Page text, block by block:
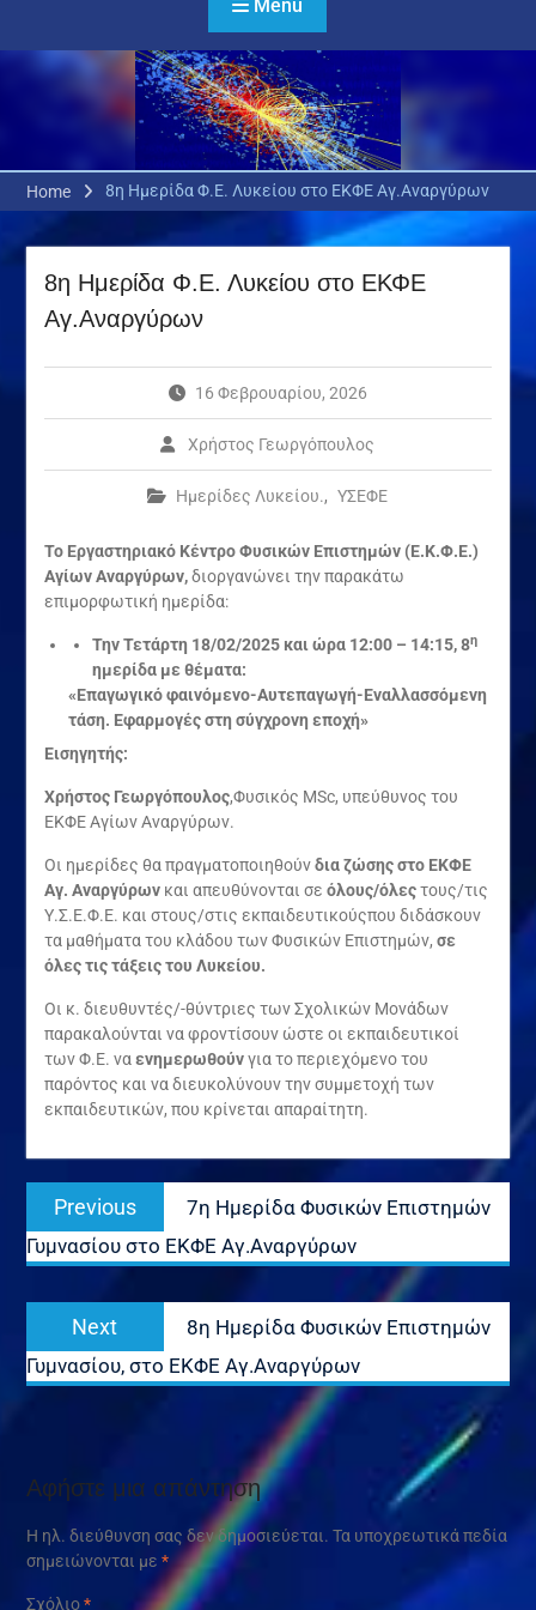
Menu
Home 8η Ημερίδα Φ.Ε. Λυκείου στο ΕΚΦΕ Αγ.Αναργύρων
8η Ημερίδα Φ.Ε. Λυκείου στο ΕΚΦΕ
Αγ.Αναργύρων
16 Φεβρουαρίου, 2026
Χρήστος Γεωργόπουλος
Ημερίδες Λυκείου., ΥΣΕΦΕ
Το Εργαστηριακό Κέντρο Φυσικών Επιστημών (Ε.Κ.Φ.Ε.)
Αγίων Αναργύρων,διοργανώνει την παρακάτω
επιμορφωτική ημερίδα:
Την Τετάρτη 18/02/2025 και ώρα 12:00 – 14:15, 8η
ημερίδα με θέματα:
«Επαγωγικό φαινόμενο-Αυτεπαγωγή-Εναλλασσόμενη
τάση. Εφαρμογές στη σύγχρονη εποχή»
Εισηγητής:
Χρήστος Γεωργόπουλος,Φυσικός MSc, υπεύθυνος του
ΕΚΦΕ Αγίων Αναργύρων.
Οι ημερίδες θα πραγματοποιηθούνδια ζώσης στο ΕΚΦΕ
Αγ. Αναργύρωνκαι απευθύνονται σε όλους/όλεςτους/τις
Υ.Σ.Ε.Φ.Ε. και στους/στις εκπαιδευτικούςπου διδάσκουν
τα μαθήματα του κλάδου των Φυσικών Επιστημών, σε
όλες τις τάξεις του Λυκείου.
Οι κ. διευθυντές/-θύντριες των Σχολικών Μονάδων
παρακαλούνται να φροντίσουν ώστε οι εκπαιδευτικοί
των Φ.Ε. να ενημερωθούνγια το περιεχόμενο του
παρόντος και να διευκολύνουν την συμμετοχή των
εκπαιδευτικών, που κρίνεται απαραίτητη.
Πλοήγηση
άρθρων
Previous
post:
7η Ημερίδα Φυσικών Επιστημών
Γυμνασίου στο ΕΚΦΕ Αγ.Αναργύρων
Next
post:
8η Ημερίδα Φυσικών Επιστημών
Γυμνασίου, στο ΕΚΦΕ Αγ.Αναργύρων
Αφήστε μια απάντηση
Η ηλ. διεύθυνση σας δεν δημοσιεύεται. Τα υποχρεωτικά πεδία
σημειώνονται με *
Σχόλιο*